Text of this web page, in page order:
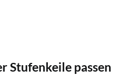
Stufenkeile passen